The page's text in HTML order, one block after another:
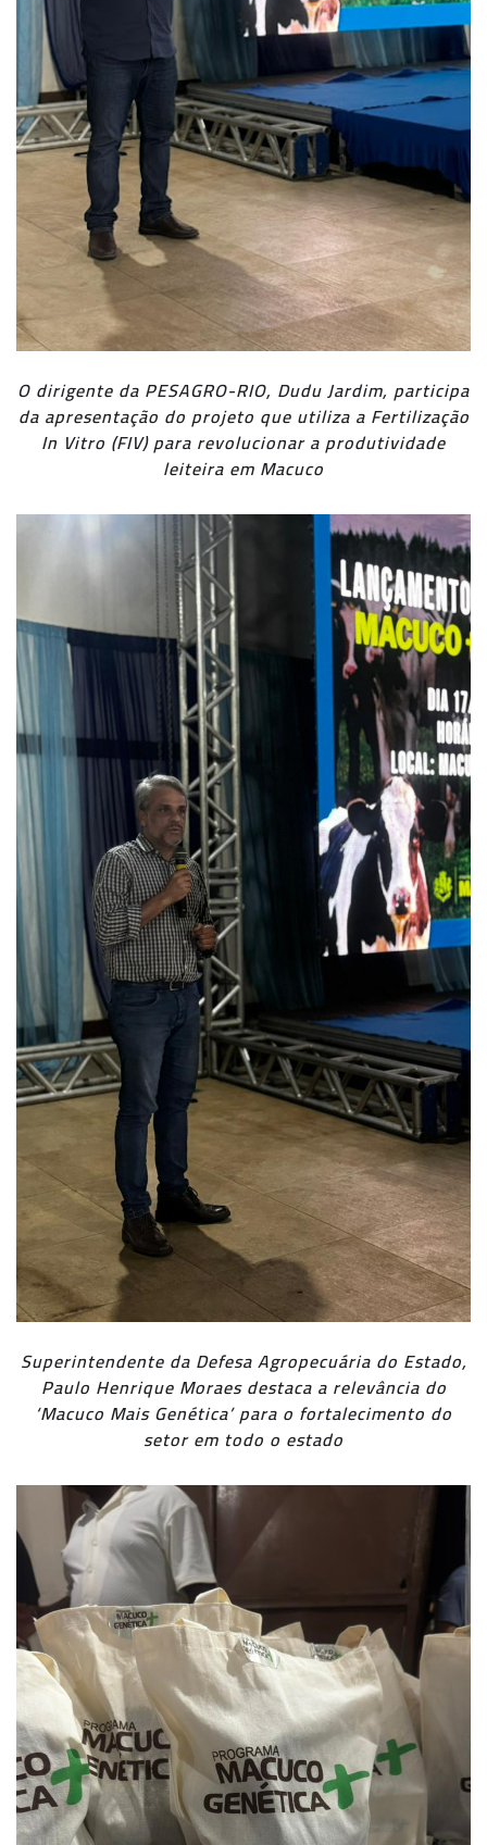
O dirigente da PESAGRO-RIO, Dudu Jardim, participa
da apresentação do projeto que utiliza a Fertilização
In Vitro (FIV) para revolucionar a produtividade
leiteira em Macuco
Superintendente da Defesa Agropecuária do Estado,
Paulo Henrique Moraes destaca a relevância do
‘Macuco Mais Genética’ para o fortalecimento do
setor em todo o estado